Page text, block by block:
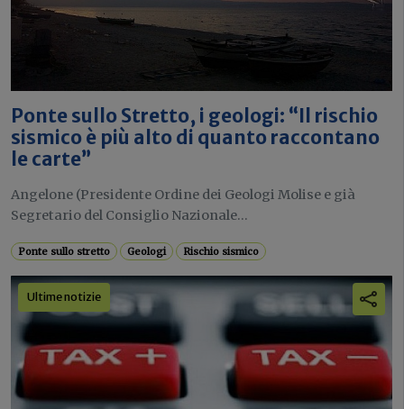
Ponte sullo Stretto, i geologi: “Il rischio
sismico è più alto di quanto raccontano
le carte”
Angelone (Presidente Ordine dei Geologi Molise e già
Segretario del Consiglio Nazionale...
Ponte sullo stretto Geologi Rischio sismico
Ultime notizie